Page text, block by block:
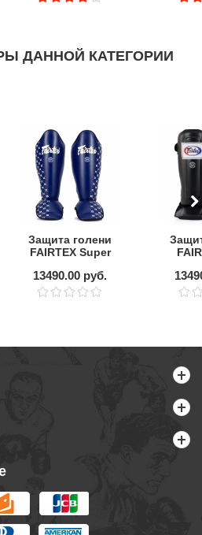
ДАННОЙ КАТЕГОРИИ
Защита голени
FAIRTEX Super
13490.00 руб.